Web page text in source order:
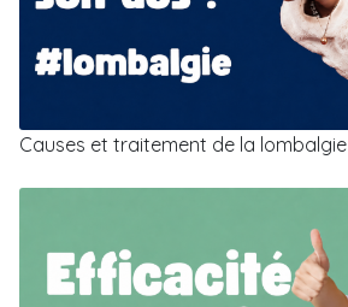
Causes et traitement de la lombalgie